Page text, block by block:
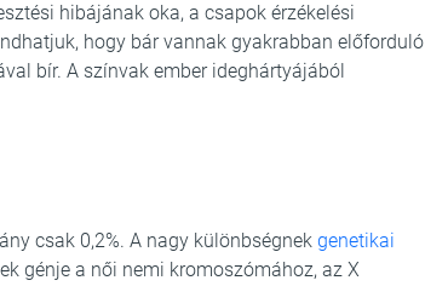
hibájának oka, a csapok érzékelési
hogy bár vannak gyakrabban előforduló
bír. A színvak ember ideghártyájából
csak 0,2%. A nagy különbségnek genetikai
génje a női nemi kromoszómához, az X